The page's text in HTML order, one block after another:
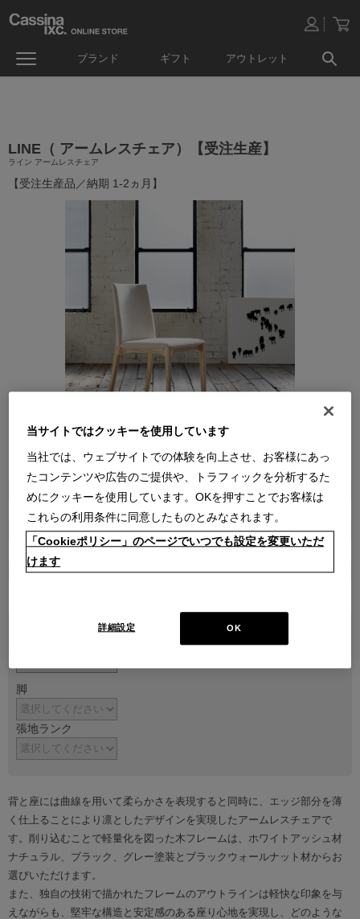
ブランド ギフト アウトレット
LINE（ アームレスチェア）【受注生産】
ライン アームレスチェア
【受注生産品／納期 1-2ヵ月】
● ●
販売価格
￥90,200～ ￥211,200
在庫
脚
張地ランク
背と座には曲線を用いて柔らかさを表現すると同時に、エッジ部分を薄
く仕上ることにより凛としたデザインを実現したアームレスチェアで
す。削り込むことで軽量化を図った木フレームは、ホワイトアッシュ材
ナチュラル、ブラック、グレー塗装とブラックウォールナット材からお
選びいただけます。
また、独自の技術で描かれたフレームのアウトラインは軽快な印象を与
えながらも、堅牢な構造と安定感のある座り心地を実現し、どのような
当サイトではクッキーを使用しています
当社では、ウェブサイトでの体験を向上させ、お客様にあっ
たコンテンツや広告のご提供や、トラフィックを分析するた
めにクッキーを使用しています。OKを押すことでお客様は
これらの利用条件に同意したものとみなされます。
「Cookieポリシー」のページでいつでも設定を変更いただ
けます
OK
詳細設定